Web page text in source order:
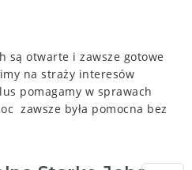
są otwarte i zawsze gotowe
na straży interesów
pomagamy w sprawach
zawsze była pomocna bez